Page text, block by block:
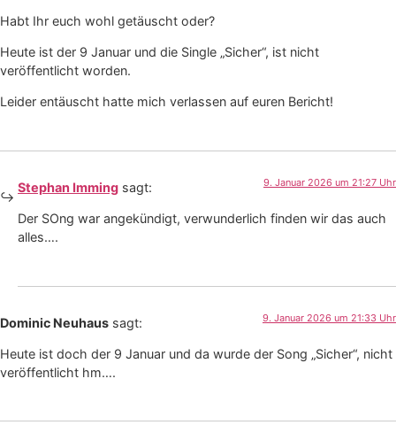
Habt Ihr euch wohl getäuscht oder?
Heute ist der 9 Januar und die Single „Sicher“, ist nicht
veröffentlicht worden.
Leider entäuscht hatte mich verlassen auf euren Bericht!
Stephan Imming sagt: 9. Januar 2026 um 21:27 Uhr
Der SOng war angekündigt, verwunderlich finden wir das auch
alles….
Dominic Neuhaus sagt: 9. Januar 2026 um 21:33 Uhr
Heute ist doch der 9 Januar und da wurde der Song „Sicher“, nicht
veröffentlicht hm….